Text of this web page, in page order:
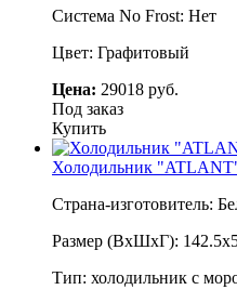
Система No Frost: Нет
Цвет: Графитовый
Цена: 29018 руб.
Под заказ
Купить
Холодильник
Страна-изготовитель:
Размер (ВхШхГ):
Тип: холодильник с